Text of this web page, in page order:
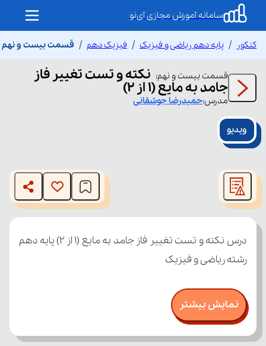
سامانه آموزش مجازی آی‌نو
کنکور پایه دهم ریاضی و فیزیک فیزیک دهم قسمت بیست و نهم
قسمت بیست و نهم: نکته و تست تغییر فاز
جامد به مایع (۱ از ۲)
مدرس:حمیدرضاجوشقانی
ویدیو
modal
window.
The media could not be loaded, either because the server
or network failed or because the format is not supported.
رشته ریاضی و فیزیک
نمایش بیشتر